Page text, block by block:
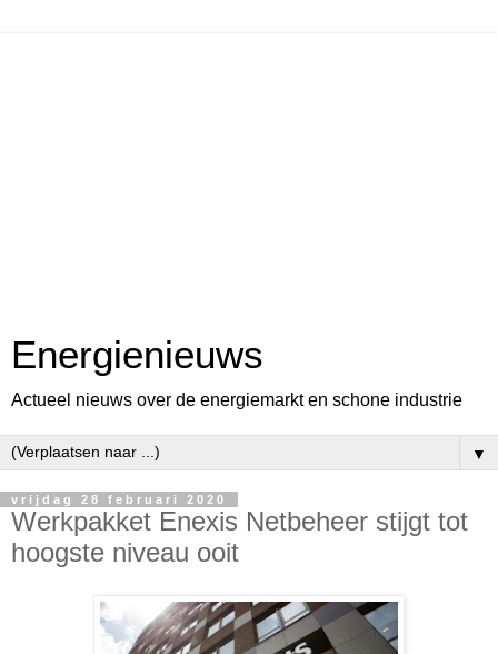
Energienieuws
Actueel nieuws over de energiemarkt en schone industrie
▼
vrijdag 28 februari 2020
Werkpakket Enexis Netbeheer stijgt tot
hoogste niveau ooit